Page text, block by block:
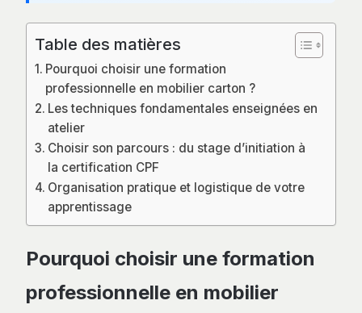
Table des matières
Pourquoi choisir une formation
professionnelle en mobilier carton ?
Les techniques fondamentales enseignées en
atelier
Choisir son parcours : du stage d’initiation à
la certification CPF
Organisation pratique et logistique de votre
apprentissage
Pourquoi choisir une formation
professionnelle en mobilier